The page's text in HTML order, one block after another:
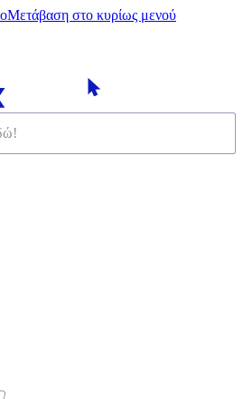
Μετάβαση στο κυρίως μενού